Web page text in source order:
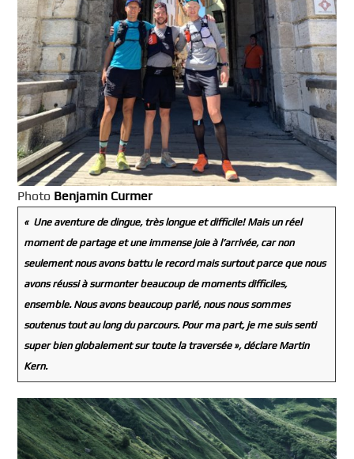
Photo Benjamin Curmer
« Une aventure de dingue, très longue et difficile! Mais un réel
moment de partage et une immense joie à l’arrivée, car non
seulement nous avons battu le record mais surtout parce que nous
avons réussi à surmonter beaucoup de moments difficiles,
ensemble. Nous avons beaucoup parlé, nous nous sommes
soutenus tout au long du parcours. Pour ma part, je me suis senti
super bien globalement sur toute la traversée », déclare Martin
Kern.